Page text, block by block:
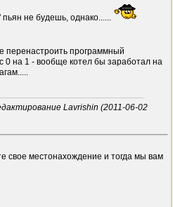
пьян не будешь, однако......
перенастроить программный
0 на 1 - вообще котел бы заработал на
Lavrishin (2011-06-02
свое местонахождение и тогда мы вам